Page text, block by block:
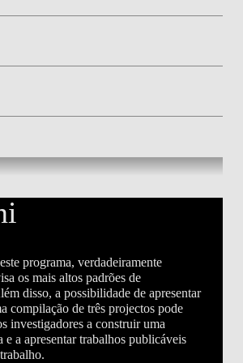
programa, verdadeiramente
os mais altos padrões de
disso, a possibilidade de apresentar
compilação de três projectos pode
investigadores a construir uma
a apresentar trabalhos publicáveis